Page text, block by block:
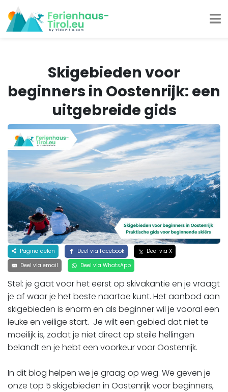
Skigebieden voor
beginners in Oostenrijk: een
uitgebreide gids
Pagina delen Deel via Facebook
Deel via X
Deel via email
Deel via WhatsApp
Stel: je gaat voor het eerst op skivakantie en je vraagt
je af waar je het beste naartoe kunt. Het aanbod aan
skigebieden is enorm en als beginner wil je vooral een
leuke en veilige start. Je wilt een gebied dat niet te
moeilijk is, zodat je niet direct op steile hellingen
belandt en je hebt een voorkeur voor Oostenrijk.
In dit blog helpen we je graag op weg. We geven je
onze top 5 skigebieden in Oostenrijk voor beginners,